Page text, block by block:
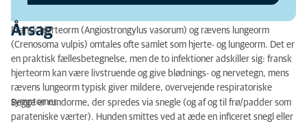
Årsag
Fransk hjerteorm (Angiostrongylus vasorum) og rævens lungeorm
(Crenosoma vulpis) omtales ofte samlet som hjerte- og lungeorm. Det er
en praktisk fællesbetegnelse, men de to infektioner adskiller sig: fransk
hjerteorm kan være livstruende og give blødnings- og nervetegn, mens
rævens lungeorm typisk giver mildere, overvejende respiratoriske
symptomer.
Begge er rundorme, der spredes via snegle (og af og til frø/padder som
parateniske værter). Hunden smittes ved at æde en inficeret snegl eller